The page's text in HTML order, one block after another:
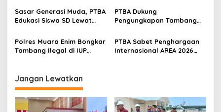
s
Festival 2026
Sasar Generasi Muda, PTBA
Edukasi Siswa SD Lewat
PTBA Dukung
Pengungkapan Tambang
IUP Perseroan
Polres Muara Enim Bongkar
Tambang Ilegal di IUP
PTBA Sabet Penghargaan
Internasional AREA 2026
Jangan Lewatkan